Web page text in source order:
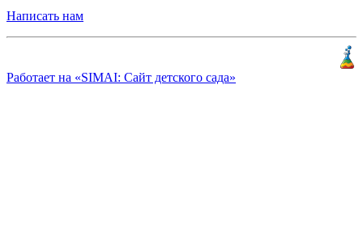
Написать нам
Работает на «SIMAI: Сайт детского сада»